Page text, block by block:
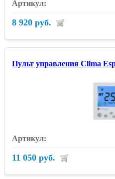
8 920 руб.
Пульт управления Clima
11 050 руб.